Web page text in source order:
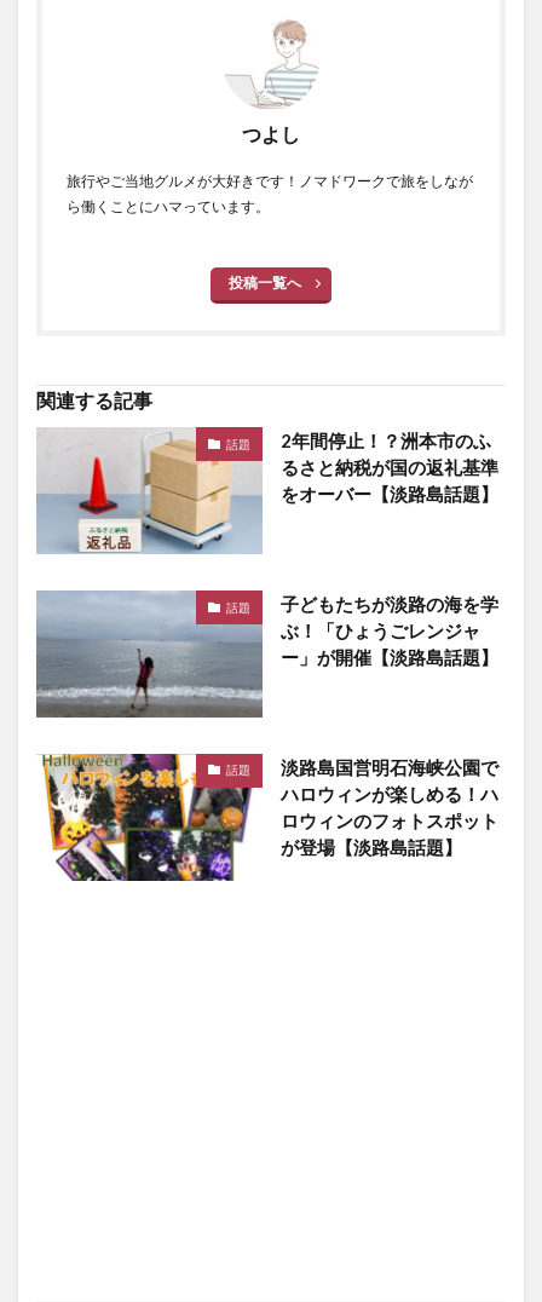
つよし
旅行やご当地グルメが大好きです！ノマドワークで旅をしなが
ら働くことにハマっています。
投稿一覧へ
関連する記事
話題
2年間停止！？洲本市のふ
るさと納税が国の返礼基準
をオーバー【淡路島話題】
話題
子どもたちが淡路の海を学
ぶ！「ひょうごレンジャ
ー」が開催【淡路島話題】
話題
淡路島国営明石海峡公園で
ハロウィンが楽しめる！ハ
ロウィンのフォトスポット
が登場【淡路島話題】